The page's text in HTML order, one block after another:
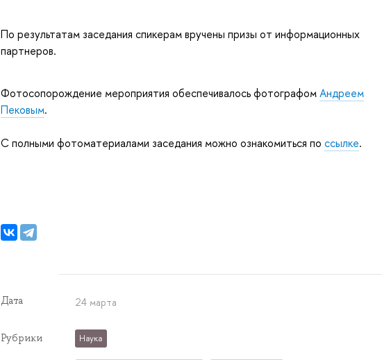
По результатам заседания спикерам вручены призы от информационных
партнеров.
Фотосопорождение мероприятия обеспечивалось фотографомАндреем
Пековым.
С полными фотоматериалами заседания можно ознакомиться по ссылке.
Дата 24 марта
Рубрики Наука